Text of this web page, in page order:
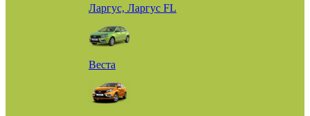
Ларгус, Ларгус FL
Веста